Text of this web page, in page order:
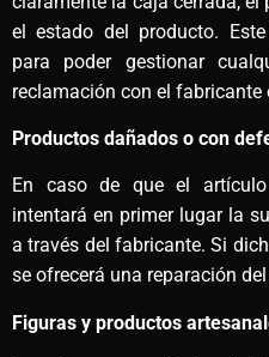
el estado del producto.
para poder gestionar
reclamación con el fabricante
Productos dañados o con
En caso de que el
intentará en primer lugar la
a través del fabricante. Si
se ofrecerá una reparación
Figuras y productos